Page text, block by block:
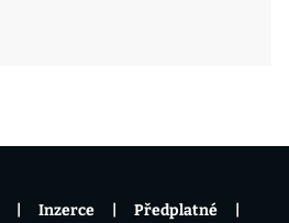
Inzerce Předplatné